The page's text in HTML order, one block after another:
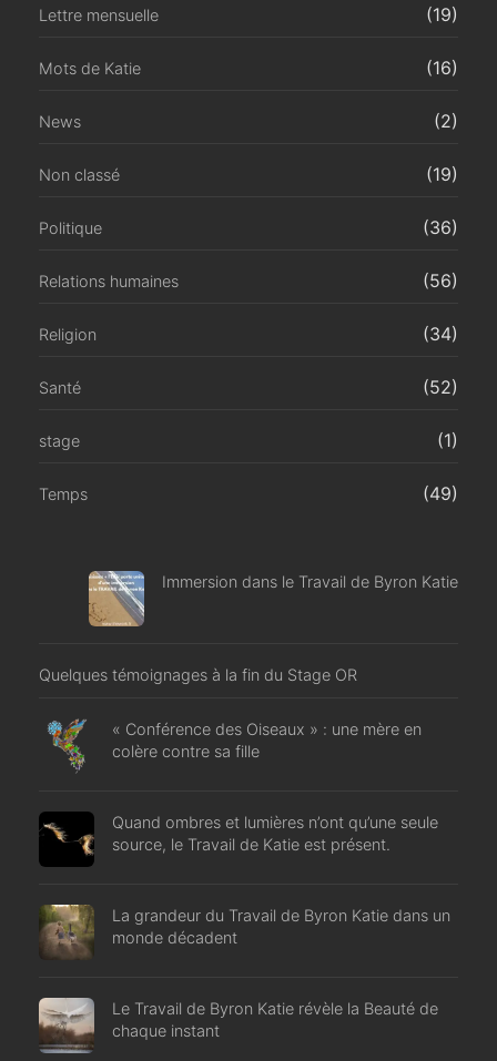
Lettre mensuelle (19)
Mots de Katie (16)
News (2)
Non classé (19)
Politique (36)
Relations humaines (56)
Religion (34)
Santé (52)
stage (1)
Temps (49)
Immersion dans le Travail de Byron Katie
Quelques témoignages à la fin du Stage OR
« Conférence des Oiseaux » : une mère en
colère contre sa fille
Quand ombres et lumières n’ont qu’une seule
source, le Travail de Katie est présent.
La grandeur du Travail de Byron Katie dans un
monde décadent
Le Travail de Byron Katie révèle la Beauté de
chaque instant